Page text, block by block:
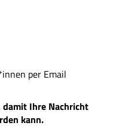
per Email
damit Ihre Nachricht
kann.